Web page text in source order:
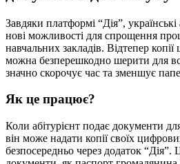
Завдяки платформі “Дія”,
нові можливості для спрощення
навчальних закладів. Відтепер
можна безперешкодно шерити для
значно скорочує час та зменшує
Як це працює?
Коли абітурієнт подає документи
він може надати копії своїх
безпосередньо через додаток “Дія”.